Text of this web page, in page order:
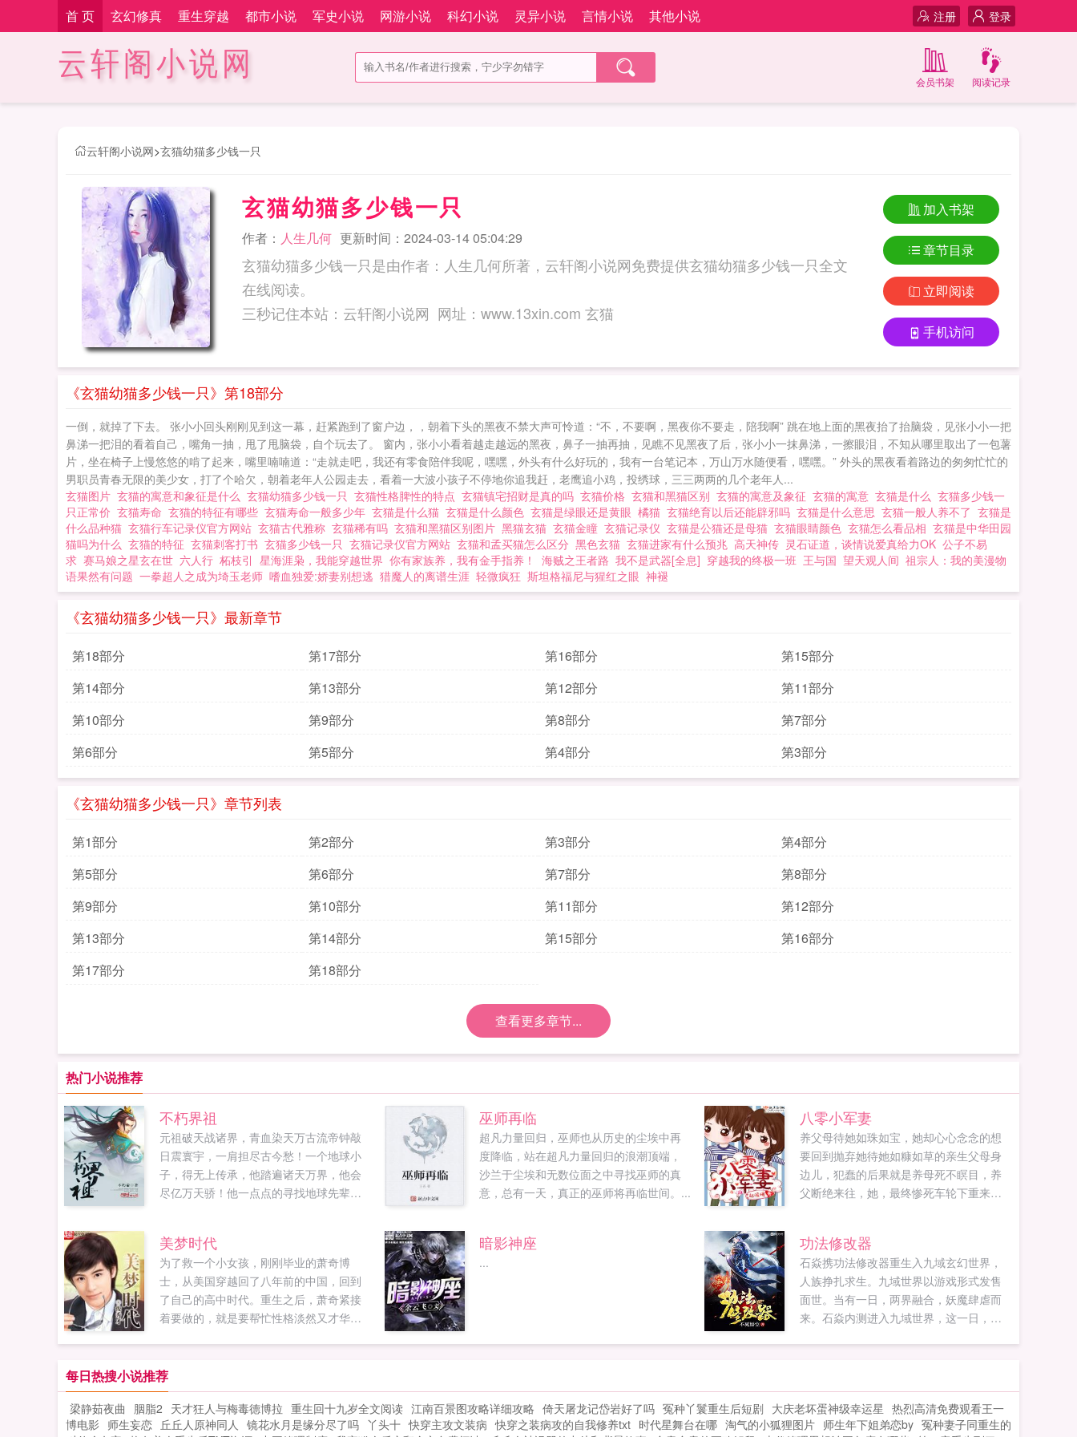
首 页 玄幻修真 重生穿越 都市小说 军史小说 网游小说 科幻小说 灵异小说 言情小说 其他小说 登录
注册
云轩阁小说网 阅读记录
会员书架
云轩阁小说网>玄猫幼猫多少钱一只
玄猫幼猫多少钱一只
作者： 人生几何 更新时间：2024-03-14 05:04:29
玄猫幼猫多少钱一只是由作者：人生几何所著，云轩阁小说网免费提供玄猫幼猫多少钱一只全文
在线阅读。
三秒记住本站：云轩阁小说网 网址：www.13xin.com 玄猫
加入书架
章节目录
立即阅读
手机访问
《玄猫幼猫多少钱一只》第18部分
一倒，就掉了下去。 张小小回头刚刚见到这一幕，赶紧跑到了窗户边，，朝着下头的黑夜不禁大声可怜道：“不，不要啊，黑夜你不要走，陪我啊” 跳在地上面的黑夜抬了抬脑袋，见张小小一把
鼻涕一把泪的看着自己，嘴角一抽，甩了甩脑袋，自个玩去了。 窗内，张小小看着越走越远的黑夜，鼻子一抽再抽，见瞧不见黑夜了后，张小小一抹鼻涕，一擦眼泪，不知从哪里取出了一包薯
片，坐在椅子上慢悠悠的啃了起来，嘴里喃喃道：“走就走吧，我还有零食陪伴我呢，嘿嘿，外头有什么好玩的，我有一台笔记本，万山万水随便看，嘿嘿。” 外头的黑夜看着路边的匆匆忙忙的
男职员青春无限的美少女，打了个哈欠，朝着老年人公园走去，看着一大波小孩子不停地你追我赶，老鹰追小鸡，投绣球，三三两两的几个老年人...
玄猫图片 玄猫的寓意和象征是什么 玄猫幼猫多少钱一只 玄猫性格脾性的特点 玄猫镇宅招财是真的吗 玄猫价格 玄猫和黑猫区别 玄猫的寓意及象征 玄猫的寓意 玄猫是什么 玄猫多少钱一
只正常价 玄猫寿命 玄猫的特征有哪些 玄猫寿命一般多少年 玄猫是什么猫 玄猫是什么颜色 玄猫是绿眼还是黄眼 橘猫 玄猫绝育以后还能辟邪吗 玄猫是什么意思 玄猫一般人养不了 玄猫是
什么品种猫 玄猫行车记录仪官方网站 玄猫古代雅称 玄猫稀有吗 玄猫和黑猫区别图片 黑猫玄猫 玄猫金瞳 玄猫记录仪 玄猫是公猫还是母猫 玄猫眼睛颜色 玄猫怎么看品相 玄猫是中华田园
猫吗为什么 玄猫的特征 玄猫刺客打书 玄猫多少钱一只 玄猫记录仪官方网站 玄猫和孟买猫怎么区分 黑色玄猫 玄猫进家有什么预兆 高天神传 灵石证道，谈情说爱真给力OK 公子不易
求 赛马娘之星玄在世 六人行 柘枝引 星海涯枭，我能穿越世界 你有家族养，我有金手指养！ 海贼之王者路 我不是武器[全息] 穿越我的终极一班 王与国 望天观人间 祖宗人：我的美漫物
语果然有问题 一拳超人之成为埼玉老师 嗜血独爱:娇妻别想逃 猎魔人的离谱生涯 轻微疯狂 斯坦格福尼与猩红之眼 神褪
《玄猫幼猫多少钱一只》最新章节
第18部分 第17部分 第16部分
第15部分
第14部分
第13部分 第12部分
第11部分
第10部分
第9部分 第8部分
第7部分
第6部分
第5部分 第4部分 第3部分
《玄猫幼猫多少钱一只》章节列表
第1部分 第2部分 第3部分
第4部分
第5部分
第6部分 第7部分
第8部分
第9部分
第10部分 第11部分
第12部分
第13部分
第14部分 第15部分
第16部分
第17部分
第18部分
查看更多章节...
热门小说推荐
不朽界祖
元祖破天战诸界，青血染天万古流帝钟敲
日震寰宇，一肩担尽古今愁！一个地球小
子，得无上传承，他踏遍诸天万界，他会
尽亿万天骄！他一点点的寻找地球先辈的
九源浑天界，罗城主已化为了不朽雕塑，
荒古断天界，荒天帝已消失在万古时空中
作者自定义标签豪门位面嚣张重生...
巫师再临
超凡力量回归，巫师也从历史的尘埃中再
度降临，站在超凡力量回归的浪潮顶端，
沙兰于尘埃和无数位面之中寻找巫师的真
意，总有一天，真正的巫师将再临世间。...
八零小军妻
养父母待她如珠如宝，她却心心念念的想
要回到抛弃她待她如糠如草的亲生父母身
边儿，犯蠢的后果就是养母死不瞑目，养
父断绝来往，她，最终惨死车轮下重来一
呵，你以为还有机会吗？哎哎哎，那个兵
哥哥，我已经定亲了，你咋能硬抢？！哎
哎哎...
美梦时代
为了救一个小女孩，刚刚毕业的萧奇博
士，从美国穿越回了八年前的中国，回到
了自己的高中时代。重生之后，萧奇紧接
着要做的，就是要帮忙性格淡然又才华出
枉费了父亲一辈子的正直和善良。对于前
世辜负和错过的女孩子，萧奇也下了决
心，一定要努力给予她们幸福，不要...
暗影神座
...
功法修改器
石焱携功法修改器重生入九域玄幻世界，
人族挣扎求生。九域世界以游戏形式发售
面世。当有一日，两界融合，妖魔肆虐而
来。石焱内测进入九域世界，这一日，游
每日热搜小说推荐
梁静茹夜曲 胭脂2 天才狂人与梅毒德博拉 重生回十九岁全文阅读 江南百景图攻略详细攻略 倚天屠龙记岱岩好了吗 冤种丫鬟重生后短剧 大庆老坏蛋神级幸运星 热烈高清免费观看王一
博电影 师生妄恋 丘丘人原神同人 镜花水月是缘分尽了吗 丫头十 快穿主攻文装病 快穿之装病攻的自我修养txt 时代星舞台在哪 淘气的小狐狸图片 师生年下姐弟恋by 冤种妻子同重生的